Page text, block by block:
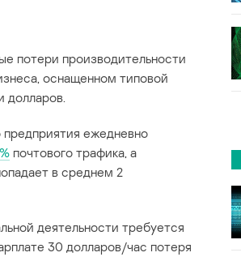
потери производительности
оснащенном типовой
долларов.
ежедневно
почтового трафика, а
в среднем 2
деятельности требуется
30 долларов/час потеря